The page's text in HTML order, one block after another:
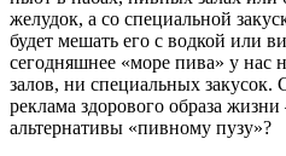
желудок, а со специальной
будет мешать его с водкой или
сегодняшнее «море пива» у нас
залов, ни специальных закусок.
реклама здорового образа жизни
альтернативы «пивному пузу»?